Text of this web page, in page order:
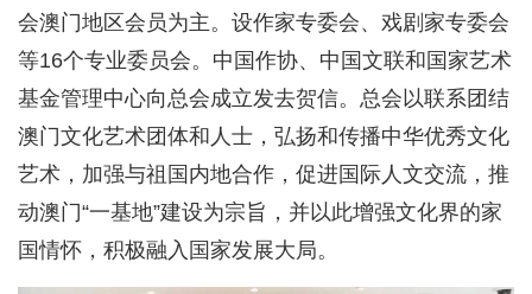
会澳门地区会员为主。设作家专委会、戏剧家专委会
等16个专业委员会。中国作协、中国文联和国家艺术
基金管理中心向总会成立发去贺信。总会以联系团结
澳门文化艺术团体和人士，弘扬和传播中华优秀文化
艺术，加强与祖国内地合作，促进国际人文交流，推
动澳门“一基地”建设为宗旨，并以此增强文化界的家
国情怀，积极融入国家发展大局。